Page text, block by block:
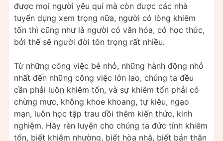
được mọi người yêu quí mà còn được các nhà
tuyển dụng xem trọng nữa, người có lòng khiêm
tốn thì cũng như là người có văn hóa, có học thức,
bởi thế sẽ người đời tôn trọng rất nhiều.
Từ những công việc bé nhỏ, những hành động nhỏ
nhất đến những công việc lớn lao, chúng ta đều
cần phải luôn khiêm tốn, và sự khiêm tốn phải có
chừng mực, không khoe khoang, tự kiêu, ngạo
mạn, luôn học tập trau dồi thêm kiến thức, kinh
nghiệm. Hãy rèn luyện cho chúng ta đức tính khiêm
tốn, biết khiêm nhường, biết hòa nhã, biết bản thân